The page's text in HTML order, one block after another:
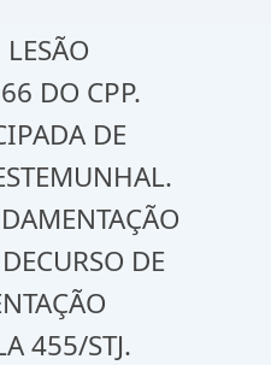
DO CPP.
DE
DE
455/STJ.